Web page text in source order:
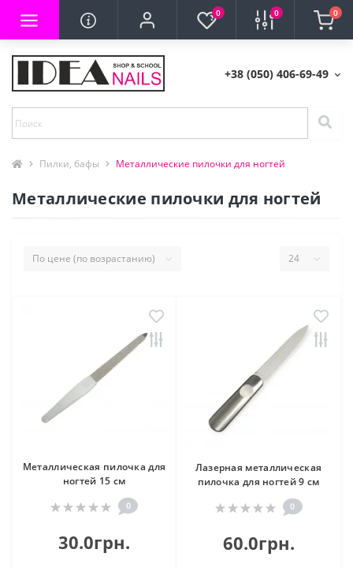
0 0 0
+38 (050) 406-69-49
Пилки, бафы Металлические пилочки для ногтей
Металлические пилочки для ногтей
Металлическая пилочка для
ногтей 15 см
0
30.0грн.
Лазерная металлическая
пилочка для ногтей 9 см
0
60.0грн.